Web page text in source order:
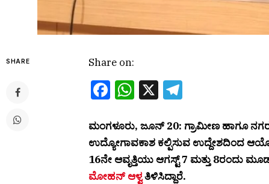
SHARE Share on:
Facebook
WhatsApp
X
ಮಂಗಳೂರು, ಜೂನ್ 20: ಗ್ರಾಮೀಣ ಹಾಗೂ
ಉದ್ಯೋಗಾವಕಾಶ ಕಲ್ಪಿಸುವ ಉದ್ದೇಶದಿಂದ
16ನೇ ಆವೃತ್ತಿಯು ಆಗಸ್ಟ್ 7 ಮತ್ತು
ಮೋಹನ್ ಆಳ್ವತಿಳಿಸಿದ್ದಾರೆ.